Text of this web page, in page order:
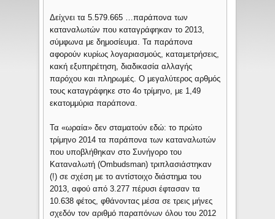
Δείχνει τα 5.579.665 …παράπονα των
καταναλωτών που καταγράφηκαν το 2013,
σύμφωνα με δημοσίευμα. Τα παράπονα
αφορούν κυρίως λογαριασμούς, καταμετρήσεις,
κακή εξυπηρέτηση, διαδικασία αλλαγής
παρόχου και πληρωμές. Ο μεγαλύτερος αρθμός
τους καταγράφηκε στο 4ο τρίμηνο, με 1,49
εκατομμύρια παράπονα.
Τα «ωραία» δεν σταματούν εδώ: το πρώτο
τρίμηνο 2014 τα παράπονα των καταναλωτών
που υποβλήθηκαν στο Συνήγορο του
Καταναλωτή (Ombudsman) τριπλασιάστηκαν
(!) σε σχέση με το αντίστοιχο διάστημα του
2013, αφού από 3.277 πέρυσι έφτασαν τα
10.638 φέτος, φθάνοντας μέσα σε τρεις μήνες
σχεδόν τον αριθμό παραπόνων όλου του 2012